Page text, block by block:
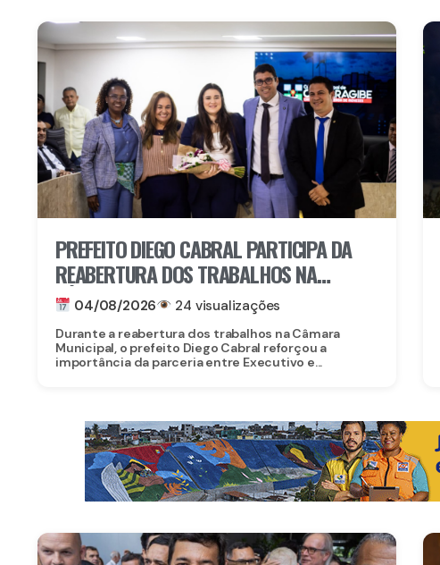
PREFEITO DIEGO CABRAL PARTICIPA DA
REABERTURA DOS TRABALHOS NA
CÂMARA MUNICIPAL DE CAMARAGIBE E
DESTACA AVANÇOS DA GESTÃO
04/08/2026 24 visualizações
Durante a reabertura dos trabalhos na Câmara
Municipal, o prefeito Diego Cabral reforçou a
importância da parceria entre Executivo e...